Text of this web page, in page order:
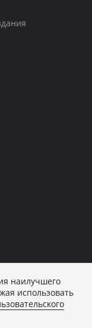
на
наилучшего
использовать